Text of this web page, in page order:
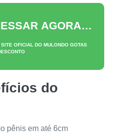
AGORA…
OFICIAL DO MULONDO GOTAS
do
pênis em até 6cm